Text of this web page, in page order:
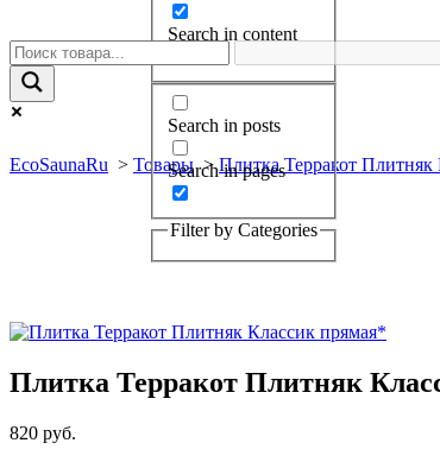
Search in content
Search in posts
Search in pages
Filter by Categories
EcoSaunaRu > Товары>Плитка Терракот Плитняк
Плитка Терракот Плитняк
820 руб.